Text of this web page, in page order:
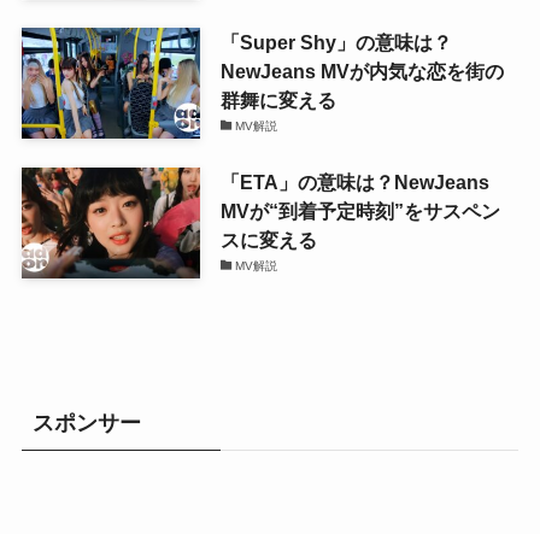
「Super Shy」の意味は？
NewJeans MVが内気な恋を街の
群舞に変える
MV解説
「ETA」の意味は？NewJeans
MVが“到着予定時刻”をサスペン
スに変える
MV解説
スポンサー